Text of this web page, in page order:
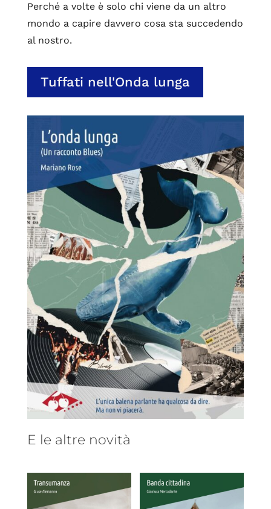
Perché a volte è solo chi viene da un altro
mondo a capire davvero cosa sta succedendo
al nostro.
Tuffati nell'Onda lunga
E le altre novità